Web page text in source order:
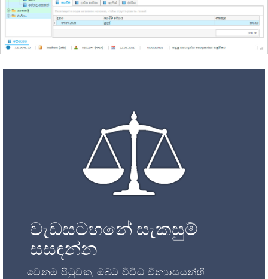
වැඩසටහනේ සැකසුම්
සසඳන්න
වෙනම පිටුවක, ඔබට විවිධ වින්‍යාසයන්හි